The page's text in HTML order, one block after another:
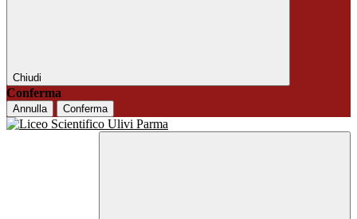
Chiudi
Conferma
Annulla Conferma